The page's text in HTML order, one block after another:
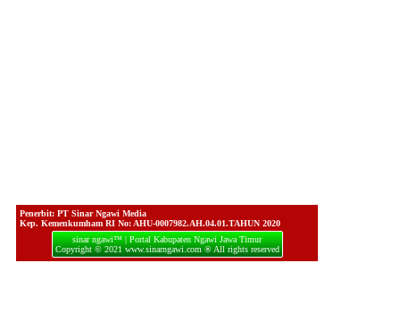
Penerbit: PT Sinar Ngawi Media
Kep. Kemenkumham RI No: AHU-0007982.AH.04.01.TAHUN 2020
sinar ngawi™ | Portal Kabupaten Ngawi Jawa Timur
Copyright © 2021 www.sinarngawi.com ® All rights reserved